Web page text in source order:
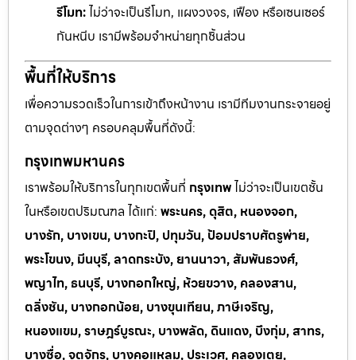
รีโมท:ไม่ว่าจะเป็นรีโมท, แผงวงจร, เฟือง หรือเซนเซอร์
กันหนีบ เรามีพร้อมจำหน่ายทุกชิ้นส่วน
พื้นที่ให้บริการ
เพื่อความรวดเร็วในการเข้าถึงหน้างาน เรามีทีมงานกระจายอยู่
ตามจุดต่างๆ ครอบคลุมพื้นที่ดังนี้:
กรุงเทพมหานคร
เราพร้อมให้บริการในทุกเขตพื้นที่ กรุงเทพไม่ว่าจะเป็นเขตชั้น
ในหรือเขตปริมณฑล ได้แก่: พระนคร, ดุสิต, หนองจอก,
บางรัก, บางเขน, บางกะปิ, ปทุมวัน, ป้อมปราบศัตรูพ่าย,
พระโขนง, มีนบุรี, ลาดกระบัง, ยานนาวา, สัมพันธวงศ์,
พญาไท, ธนบุรี, บางกอกใหญ่, ห้วยขวาง, คลองสาน,
ตลิ่งชัน, บางกอกน้อย, บางขุนเทียน, ภาษีเจริญ,
หนองแขม, ราษฎร์บูรณะ, บางพลัด, ดินแดง, บึงกุ่ม, สาทร,
บางซื่อ, จตุจักร, บางคอแหลม, ประเวศ, คลองเตย,